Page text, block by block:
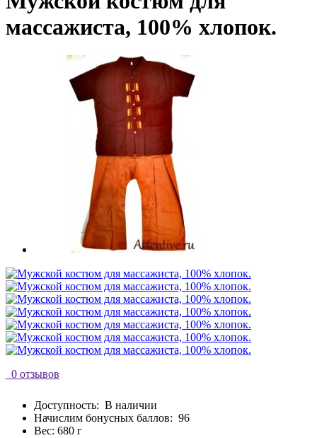
массажиста, 100% хлопок.
0 отзывов
Доступность: В наличии
Начислим бонусных баллов: 96
Вес: 680 г